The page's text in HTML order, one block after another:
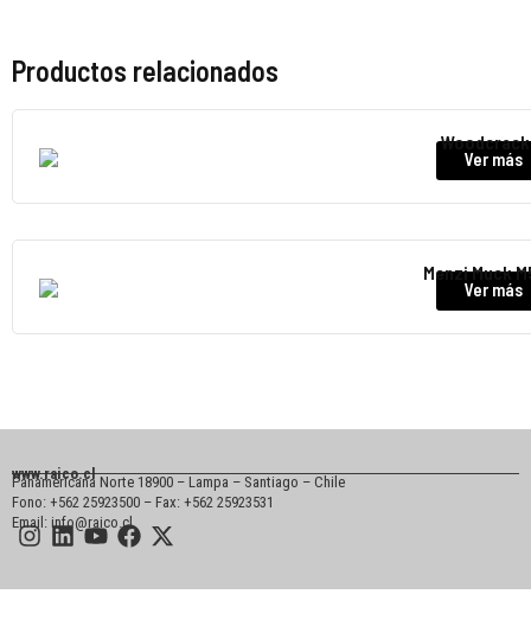
Productos relacionados
Ver más
Menzi Muck
Ver más
www.raico.cl
Panamericana Norte 18900 – Lampa – Santiago – Chile
Fono: +562 25923500 – Fax: +562 25923531
Email: info@raico.cl